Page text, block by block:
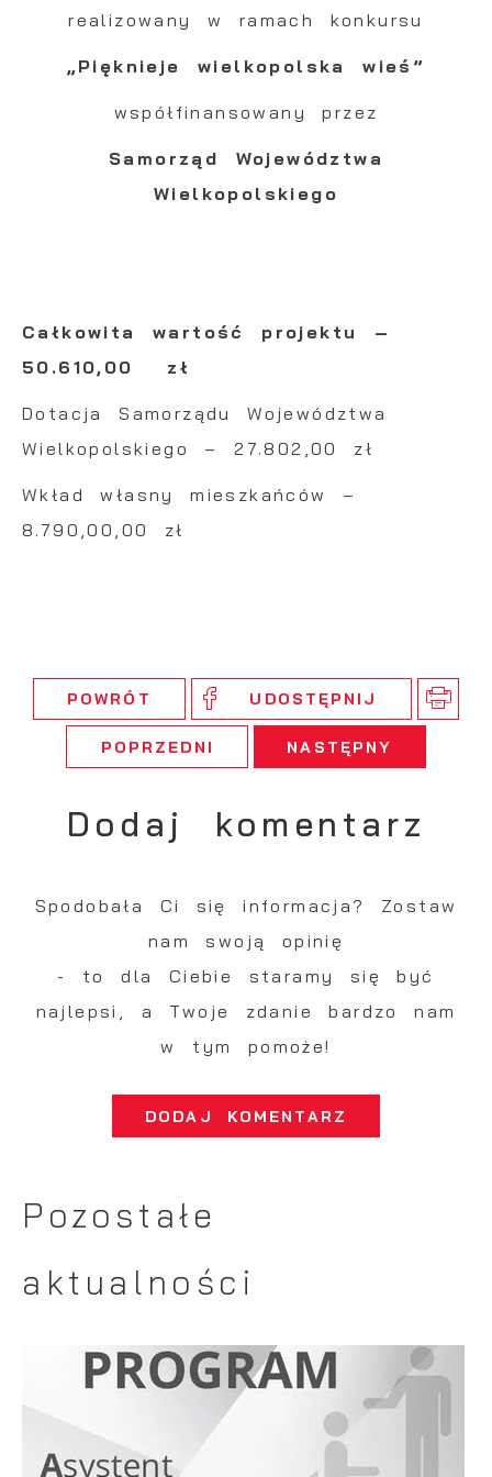
realizowany w ramach konkursu
„Pięknieje wielkopolska wieś”
współfinansowany przez
Samorząd Województwa
Wielkopolskiego
Całkowita wartość projektu –
50.610,00 zł
Dotacja Samorządu Województwa
Wielkopolskiego – 27.802,00 zł
Wkład własny mieszkańców –
8.790,00,00 zł
POWRÓT UDOSTĘPNIJ
POPRZEDNI NASTĘPNY
Dodaj komentarz
Spodobała Ci się informacja? Zostaw
nam swoją opinię
- to dla Ciebie staramy się być
najlepsi, a Twoje zdanie bardzo nam
w tym pomoże!
DODAJ KOMENTARZ
Pozostałe
aktualności
trzecich lub firm będących naszymi
partnerami oraz innych dostawców usług.
pośredników prezentujących nasze treści w
postaci wiadomości, ofert, komunikatów